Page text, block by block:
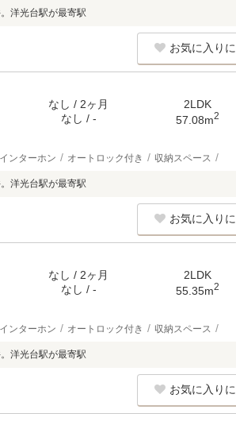
洋光台駅が最寄駅
お気に入り
なし / 2ヶ月
なし / -
2LDK
57.08m2
ンターホン オートロック付き 収納スペース
洋光台駅が最寄駅
お気に入り
なし / 2ヶ月
なし / -
2LDK
55.35m2
ンターホン オートロック付き 収納スペース
洋光台駅が最寄駅
お気に入り